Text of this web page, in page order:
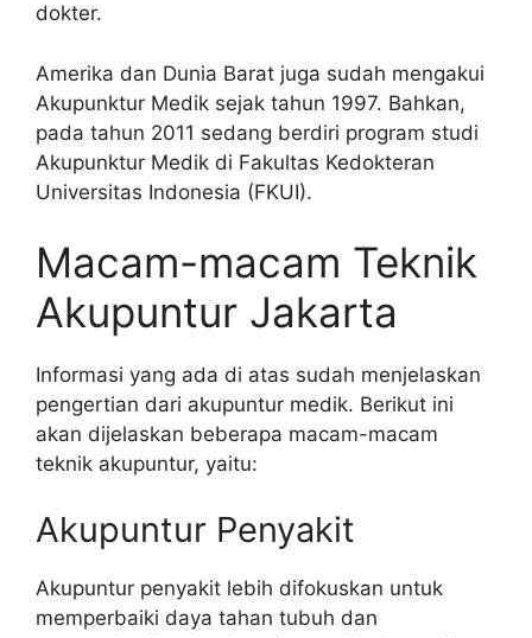
dokter.
Amerika dan Dunia Barat juga sudah mengakui
Akupunktur Medik sejak tahun 1997. Bahkan,
pada tahun 2011 sedang berdiri program studi
Akupunktur Medik di Fakultas Kedokteran
Universitas Indonesia (FKUI).
Macam-macam Teknik
Akupuntur Jakarta
Informasi yang ada di atas sudah menjelaskan
pengertian dari akupuntur medik. Berikut ini
akan dijelaskan beberapa macam-macam
teknik akupuntur, yaitu:
Akupuntur Penyakit
Akupuntur penyakit lebih difokuskan untuk
memperbaiki daya tahan tubuh dan